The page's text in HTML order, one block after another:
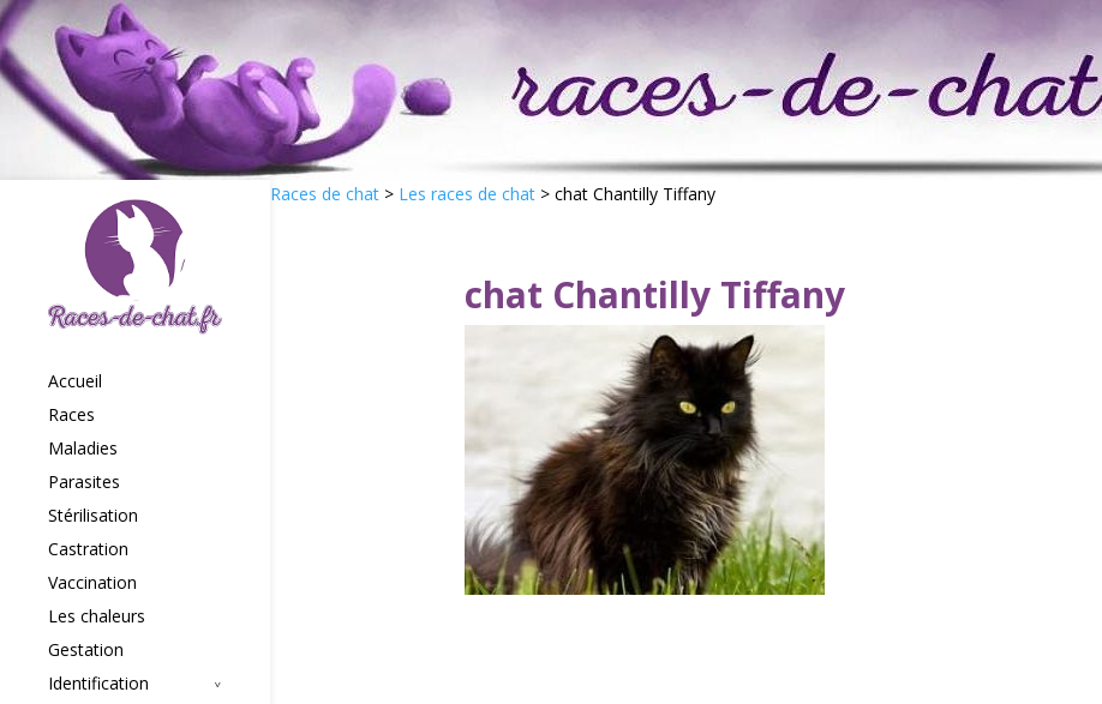
Accueil
Races
Maladies
Parasites
Stérilisation
Castration
Vaccination
Les chaleurs
Gestation
Identification
Races de chat > Les races de chat > chat Chantilly Tiffany
chat Chantilly Tiffany